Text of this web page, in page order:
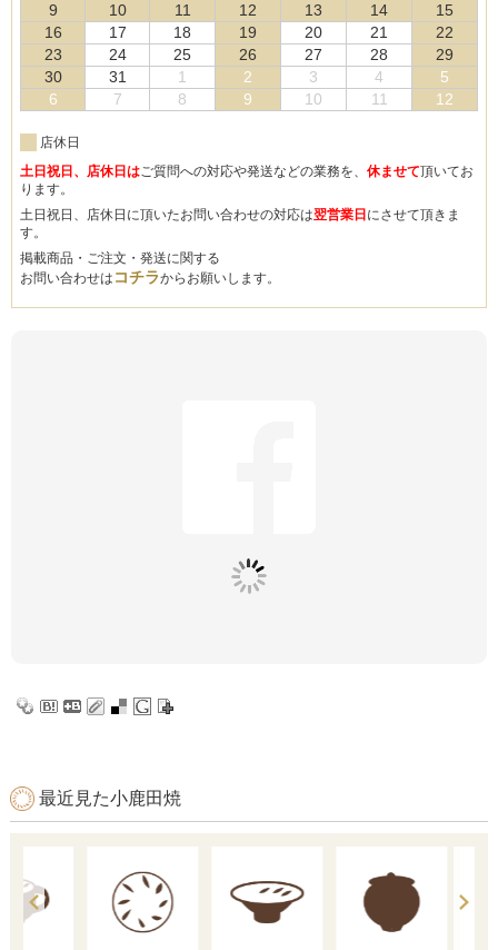
9
10 11 12 13 14
15
16
17 18 19 20 21
22
23
24 25 26 27 28
29
30
31 1 2 3 4
5
6
7 8 9 10 11 12
店休日
土日祝日、店休日はご質問への対応や発送などの業務を、 休ませて頂いてお
ります。
土日祝日、店休日に頂いたお問い合わせの対応は翌営業日 にさせて頂きま
す。
掲載商品・ご注文・発送に関する
お問い合わせは コチラからお願いします。
最近見た小鹿田焼